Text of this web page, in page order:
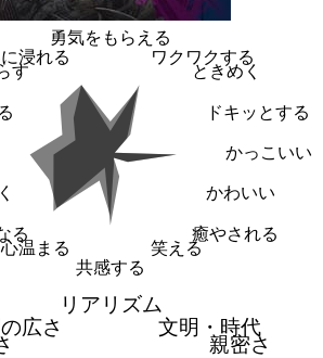
勇気をもらえる
ワクワクする
ときめく
ドキッとする
かっこいい
かわいい
癒やされる
笑える
共感する
心温まる
る
す
浸れる
リアリズム
文明・時代
親密さ
広さ